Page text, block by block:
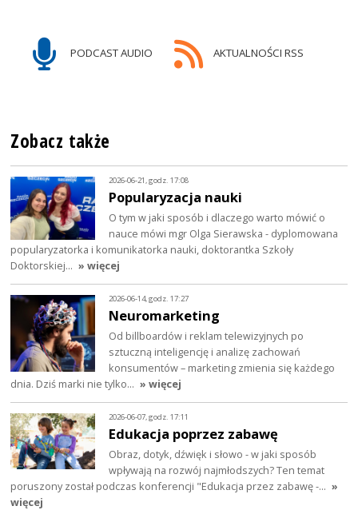
PODCAST AUDIO AKTUALNOŚCI RSS
Zobacz także
2026-06-21, godz. 17:08
Popularyzacja nauki
O tym w jaki sposób i dlaczego warto mówić o
nauce mówi mgr Olga Sierawska - dyplomowana
popularyzatorka i komunikatorka nauki, doktorantka Szkoły
Doktorskiej… » więcej
2026-06-14, godz. 17:27
Neuromarketing
Od billboardów i reklam telewizyjnych po
sztuczną inteligencję i analizę zachowań
konsumentów – marketing zmienia się każdego
dnia. Dziś marki nie tylko… » więcej
2026-06-07, godz. 17:11
Edukacja poprzez zabawę
Obraz, dotyk, dźwięk i słowo - w jaki sposób
wpływają na rozwój najmłodszych? Ten temat
poruszony został podczas konferencji "Edukacja przez zabawę -… »
więcej